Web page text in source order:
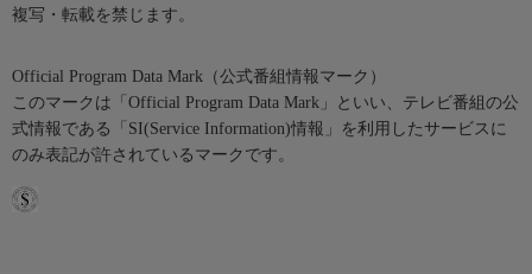
複写・転載を禁じます。
Official Program Data Mark（公式番組情報マーク）
このマークは「Official Program Data Mark」といい、テレビ番組の公
式情報である「SI(Service Information)情報」を利用したサービスに
のみ表記が許されているマークです。